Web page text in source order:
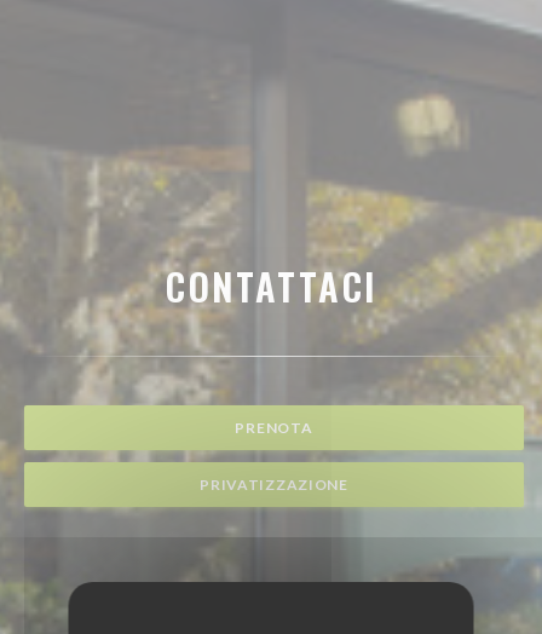
CONTATTACI
PRENOTA
PRIVATIZZAZIONE